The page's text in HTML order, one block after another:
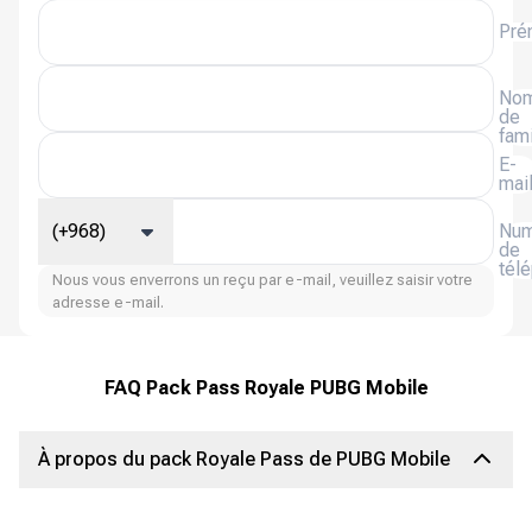
de
E-
mail
de
(+968)
Nous vous enverrons un reçu par e-mail, veuillez saisir votre
adresse e-mail.
FAQ Pack Pass Royale PUBG Mobile
À propos du pack Royale Pass de PUBG Mobile